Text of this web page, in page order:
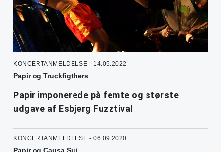
KONCERTANMELDELSE - 14.05.2022
Papir og Truckfigthers
Papir imponerede på femte og største
udgave af Esbjerg Fuzztival
KONCERTANMELDELSE - 06.09.2020
Papir og Causa Sui